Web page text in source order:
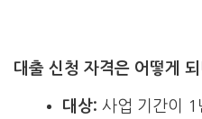
대출 신청 자격은 어떻게
대상: 사업 기간이 1